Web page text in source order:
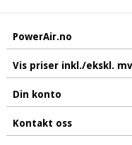
PowerAir.no
Vis priser inkl./ekskl.
Din konto
Kontakt oss